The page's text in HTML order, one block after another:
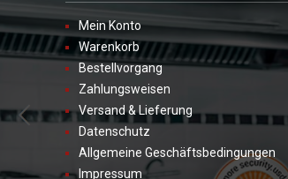
Mein Konto
Warenkorb
Bestellvorgang
Zahlungsweisen
Versand & Lieferung
Datenschutz
Allgemeine Geschäftsbedingungen
Impressum